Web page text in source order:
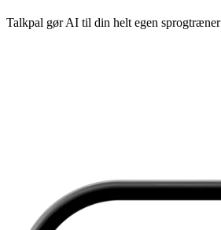
Talkpal gør AI til din helt egen sprogtræner